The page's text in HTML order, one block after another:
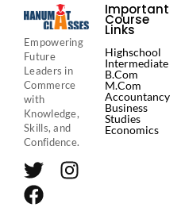
Empowering
Future
Leaders in
Commerce
with
Knowledge,
Skills, and
Confidence.
Important
Course
Links
Highschool
Intermediate
B.Com
M.Com
Accountancy
Business
Studies
Economics